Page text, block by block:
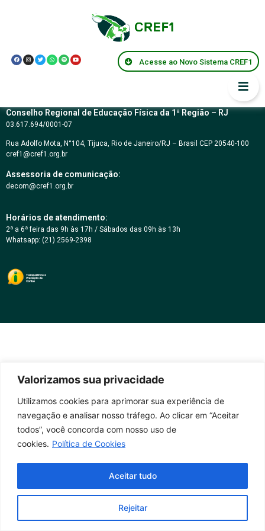
Valorizamos sua privacidade
Utilizamos cookies para aprimorar sua experiência de
navegação e analisar nosso tráfego. Ao clicar em “Aceitar
todos”, você concorda com nosso uso de
cookies. Política de Cookies
Rejeitar
Aceitar tudo
Acesse ao Novo Sistema CREF1
CARTA CONVITE Nº
06/2018
Conselho Regional de Educação Física da 1ª Região – RJ
03.617.694/0001-07
Rua Adolfo Mota, N°104, Tijuca, Rio de Janeiro/RJ – Brasil CEP 20540-100
cref1@cref1.org.br
Assessoria de comunicação:
decom@cref1.org.br
Horários de atendimento:
2ª a 6ª feira das 9h às 17h / Sábados das 09h às 13h
Whatsapp: (21) 2569-2398